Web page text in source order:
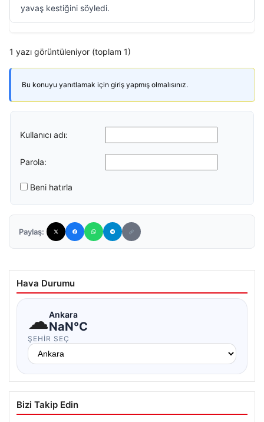
yavaş kestiğini söyledi.
1 yazı görüntüleniyor (toplam 1)
Bu konuyu yanıtlamak için giriş yapmış olmalısınız.
Kullanıcı adı:
Parola:
Beni hatırla
Paylaş:
Hava Durumu
☁Ankara
NaN°C
ŞEHIR SEÇ
Bizi Takip Edin